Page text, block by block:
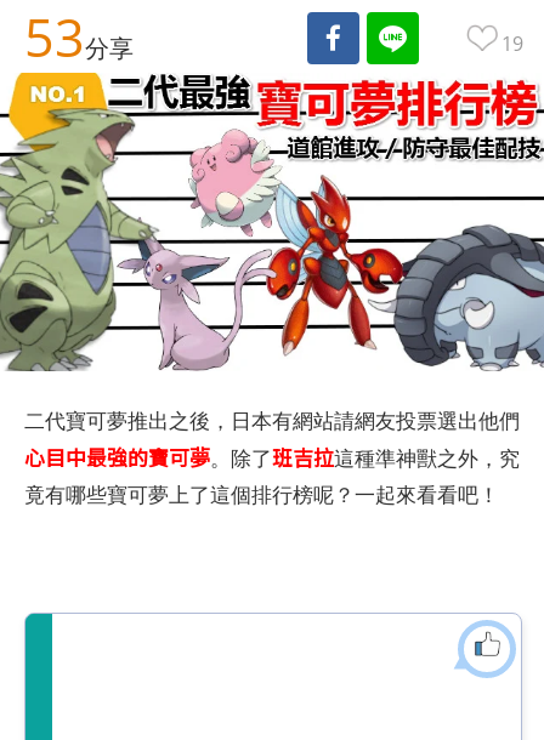
53分享 19
二代寶可夢推出之後，日本有網站請網友投票選出他們
心目中最強的寶可夢。除了班吉拉這種準神獸之外，究
竟有哪些寶可夢上了這個排行榜呢？一起來看看吧！